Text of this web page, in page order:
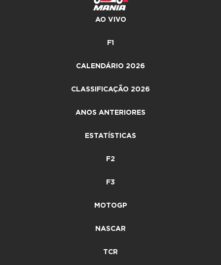
AO VIVO
F1
CALENDÁRIO 2026
CLASSIFICAÇÃO 2026
ANOS ANTERIORES
ESTATÍSTICAS
F2
F3
MOTOGP
NASCAR
TCR